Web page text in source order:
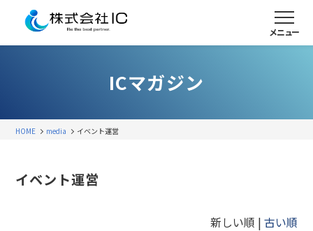
メニュー
ICマガジン
HOME media イベント運営
イベント運営
新しい順 | 古い順